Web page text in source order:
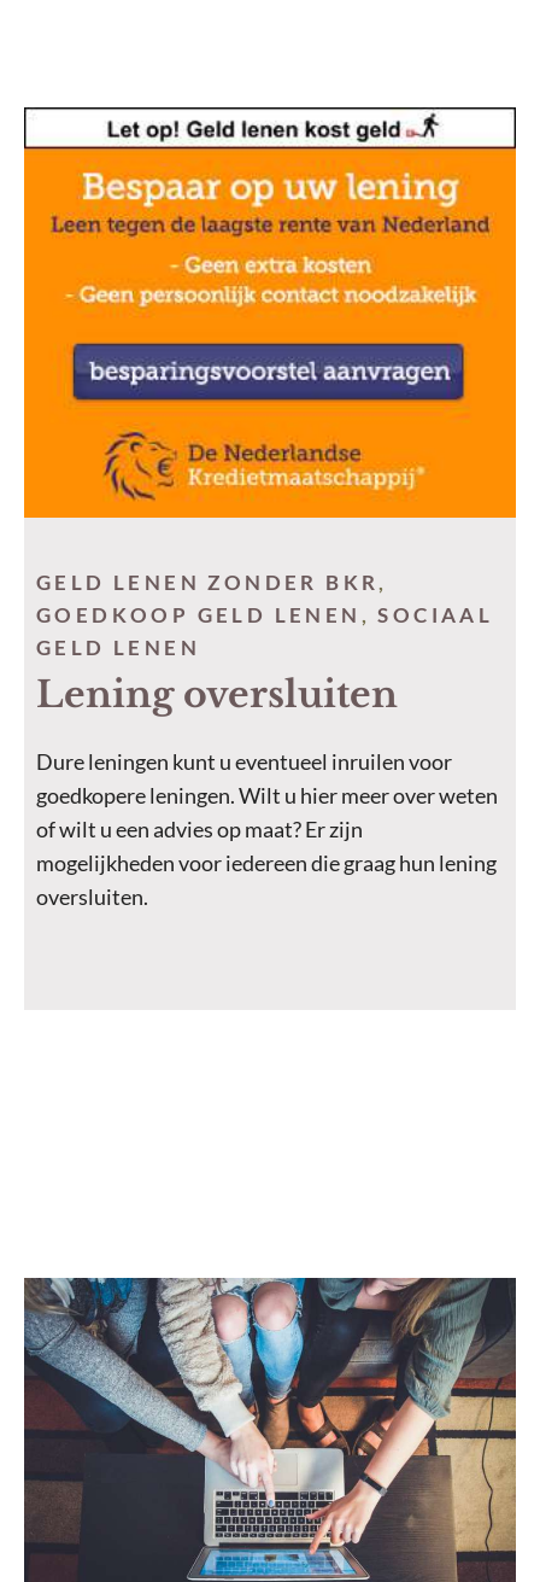
GELD LENEN ZONDER BKR,
GOEDKOOP GELD LENEN ,SOCIAAL
GELD LENEN
Lening oversluiten
Dure leningen kunt u eventueel inruilen voor
goedkopere leningen. Wilt u hier meer over weten
of wilt u een advies op maat? Er zijn
mogelijkheden voor iedereen die graag hun lening
oversluiten.